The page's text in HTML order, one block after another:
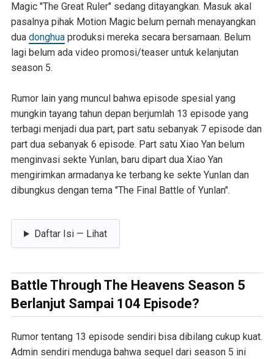
Magic "The Great Ruler" sedang ditayangkan. Masuk akal
pasalnya pihak Motion Magic belum pernah menayangkan
dua donghuaproduksi mereka secara bersamaan. Belum
lagi belum ada video promosi/teaser untuk kelanjutan
season 5.
Rumor lain yang muncul bahwa episode spesial yang
mungkin tayang tahun depan berjumlah 13 episode yang
terbagi menjadi dua part, part satu sebanyak 7 episode dan
part dua sebanyak 6 episode. Part satu Xiao Yan belum
menginvasi sekte Yunlan, baru dipart dua Xiao Yan
mengirimkan armadanya ke terbang ke sekte Yunlan dan
dibungkus dengan tema "The Final Battle of Yunlan".
Daftar Isi — Lihat
Battle Through The Heavens Season 5
Berlanjut Sampai 104 Episode?
Rumor tentang 13 episode sendiri bisa dibilang cukup kuat.
Admin sendiri menduga bahwa sequel dari season 5 ini